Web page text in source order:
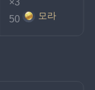
×3
50
모라